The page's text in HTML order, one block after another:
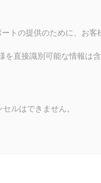
トの提供のために、お客
を直接識別可能な情報は
ルはできません。